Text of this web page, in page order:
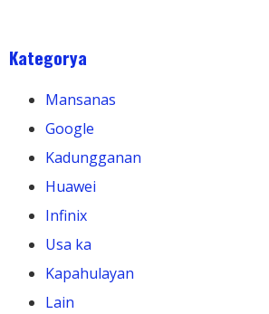
Kategorya
Mansanas
Google
Kadungganan
Huawei
Infinix
Usa ka
Kapahulayan
Lain